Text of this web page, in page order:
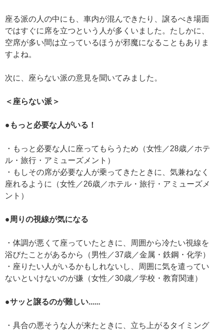
座る派の人の中にも、車内が混んできたり、譲るべき場面
ではすぐに席を立つという人が多くいました。たしかに、
空席が多い間は立っているほうが邪魔になることもありま
すよね。
次に、座らない派の意見を聞いてみました。
＜座らない派＞
●もっと必要な人がいる！
・もっと必要な人に座ってもらうため（女性／28歳／ホテ
ル・旅行・アミューズメント）
・もしその席が必要な人が乗ってきたときに、気兼ねなく
座れるように（女性／26歳／ホテル・旅行・アミューズメ
ント）
●周りの視線が気になる
・体調が悪くて座っていたときに、周囲から冷たい視線を
浴びたことがあるから（男性／37歳／金属・鉄鋼・化学）
・座りたい人がいるかもしれないし、周囲に気を遣ってい
ないといけないのが嫌（女性／30歳／学校・教育関連）
●サッと譲るのが難しい......
・具合の悪そうな人が来たときに、立ち上がるタイミング